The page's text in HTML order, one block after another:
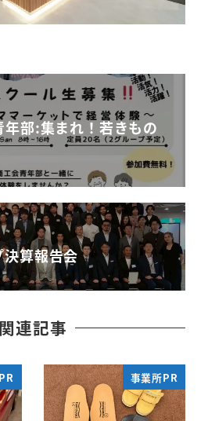
年部:集まれ！若きもの
算報告会
関連記事
事業所PR